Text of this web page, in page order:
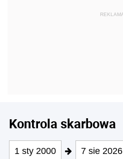
Kontrola skarbowa
1 sty 2000 7 sie 2026